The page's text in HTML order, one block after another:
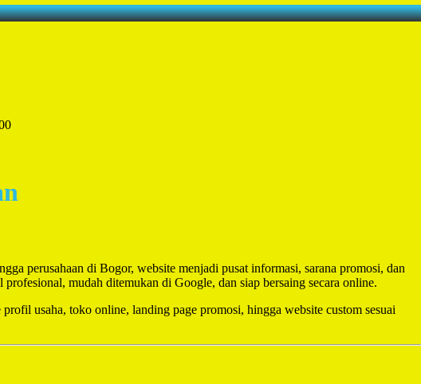
perusahaan di Bogor, website menjadi pusat informasi, sarana promosi, dan
mudah ditemukan di Google, dan siap bersaing secara online.
usaha, toko online, landing page promosi, hingga website custom sesuai